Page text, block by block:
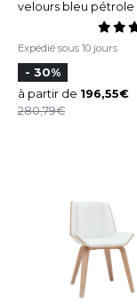
velours bleu pétrole
Expédié sous 10 jours
- 30%
à partir de 196,55
280,79